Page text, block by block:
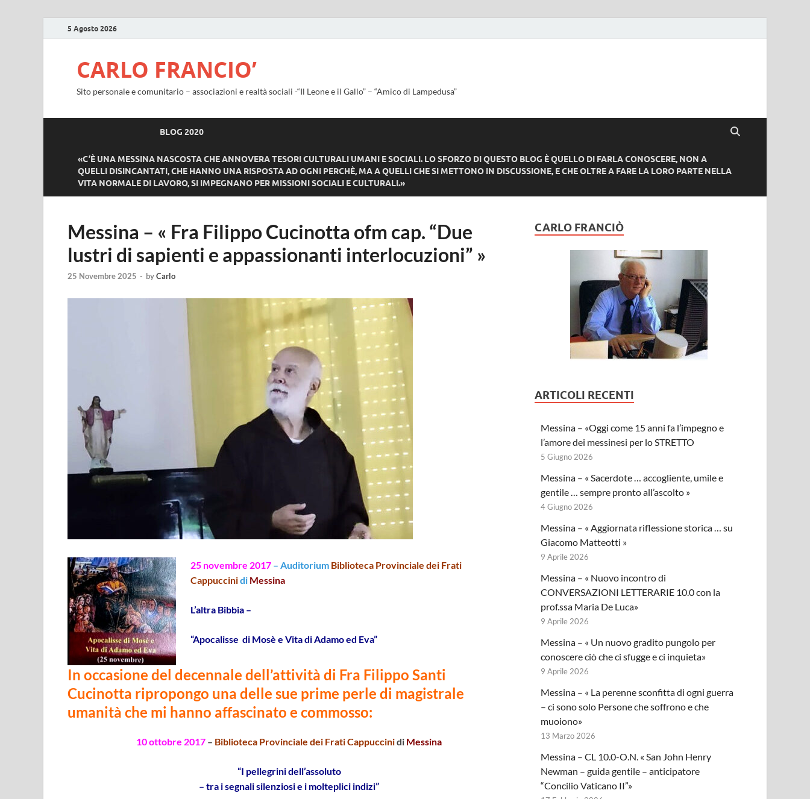
5 Agosto 2026
CARLO FRANCIO’
Sito personale e comunitario – associazioni e realtà sociali -“Il Leone e il Gallo” – “Amico di Lampedusa”
BLOG 2020
«C’È UNA MESSINA NASCOSTA CHE ANNOVERA TESORI CULTURALI UMANI E SOCIALI. LO SFORZO DI QUESTO BLOG È QUELLO DI FARLA CONOSCERE, NON A
QUELLI DISINCANTATI, CHE HANNO UNA RISPOSTA AD OGNI PERCHÈ, MA A QUELLI CHE SI METTONO IN DISCUSSIONE, E CHE OLTRE A FARE LA LORO PARTE NELLA
VITA NORMALE DI LAVORO, SI IMPEGNANO PER MISSIONI SOCIALI E CULTURALI.»
Messina – « Fra Filippo Cucinotta ofm cap. “Due
lustri di sapienti e appassionanti interlocuzioni” »
25 Novembre 2025 - byCarlo
25 novembre 2017 – Auditorium Biblioteca Provinciale dei Frati
Cappuccinidi Messina
L’altra Bibbia –
“Apocalisse di Mosè e Vita di Adamo ed Eva”
In occasione del decennale dell’attività di Fra Filippo Santi
Cucinotta ripropongo una delle sue prime perle di magistrale
umanità che mi hanno affascinato e commosso:
10 ottobre 2017 – Biblioteca Provinciale dei Frati Cappuccinidi Messina
“I pellegrini dell’assoluto
– tra i segnali silenziosi e i molteplici indizi”
CARLO FRANCIÒ
ARTICOLI RECENTI
Messina – «Oggi come 15 anni fa l’impegno e
l’amore dei messinesi per lo STRETTO
5 Giugno 2026
Messina – « Sacerdote … accogliente, umile e
gentile … sempre pronto all’ascolto »
4 Giugno 2026
Messina – « Aggiornata riflessione storica … su
Giacomo Matteotti »
9 Aprile 2026
Messina – « Nuovo incontro di
CONVERSAZIONI LETTERARIE 10.0 con la
prof.ssa Maria De Luca»
9 Aprile 2026
Messina – « Un nuovo gradito pungolo per
conoscere ciò che ci sfugge e ci inquieta»
9 Aprile 2026
Messina – « La perenne sconfitta di ogni guerra
– ci sono solo Persone che soffrono e che
muoiono»
13 Marzo 2026
Messina – CL 10.0-O.N. « San John Henry
Newman – guida gentile – anticipatore
“Concilio Vaticano II”»